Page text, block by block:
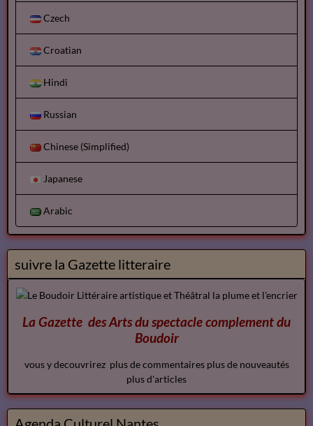
Czech
Croatian
Hindi
Russian
Chinese (Simplified)
Japanese
Arabic
suivre la Gazette litteraire
La Gazette des Arts du spectaclecomplementdu
Boudoir
vous y decouvrirez plus de commentaires plus de nouveautés
plus d'articles